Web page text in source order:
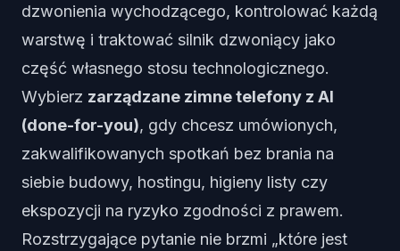
dzwonienia wychodzącego, kontrolować każdą
warstwę i traktować silnik dzwoniący jako
część własnego stosu technologicznego.
Wybierz zarządzane zimne telefony z AI
(done-for-you), gdy chcesz umówionych,
zakwalifikowanych spotkań bez brania na
siebie budowy, hostingu, higieny listy czy
ekspozycji na ryzyko zgodności z prawem.
Rozstrzygające pytanie nie brzmi „które jest